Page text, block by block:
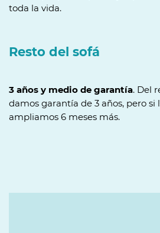
toda la vida.
Resto del sofá
3 años y medio de garantía. Del
damos garantía de 3 años, pero si
ampliamos 6 meses más.